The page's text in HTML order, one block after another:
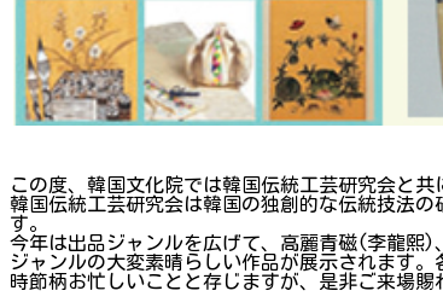
この度、韓国文化院では韓国伝統工芸研究会と
韓国伝統工芸研究会は韓国の独創的な伝統技法
す。
今年は出品ジャンルを広げて、高麗青磁(李龍
ジャンルの大変素晴らしい作品が展示されます
時節柄お忙しいことと存じますが、是非ご来場賜